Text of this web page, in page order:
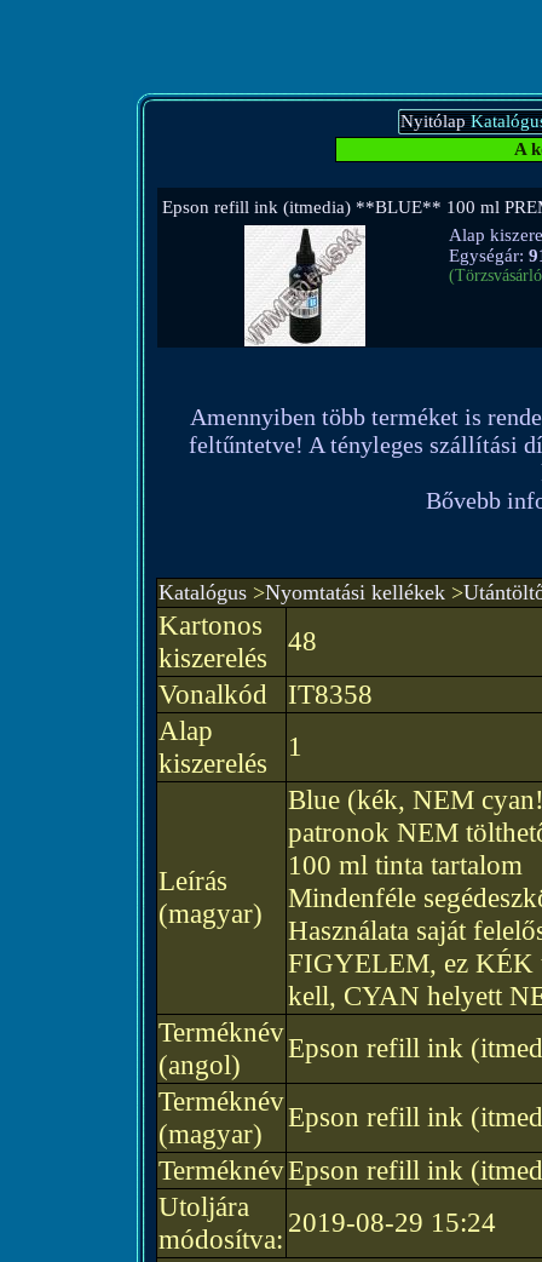
Nyitólap
A
Epson refill ink (itmedia) **BLUE** 100 ml
Alap
Egységár:
Amennyiben több terméket is
feltűntetve! A tényleges szállítási
Bővebb
Katalógus >Nyomtatási kellékek >
Kartonos
kiszerelés
48
Vonalkód
IT8358
Alap
kiszerelés
1
Leírás
(magyar)
Blue (kék, NEM
patronok NEM
100 ml tinta tartalom
Mindenféle
Használata saját
FIGYELEM, ez KÉK
kell, CYAN helyett
Terméknév
(angol)
Epson refill ink
Terméknév
(magyar)
Epson refill ink
TerméknévEpson refill ink
Utoljára
módosítva:
2019-08-29 15:24